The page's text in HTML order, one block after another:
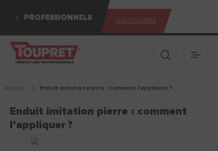
PROFESSIONNELS PARTICULIERS
Afficher le
Accueil enduit imitation pierre : comment l’appliquer ?
Enduit imitation pierre : comment
l’appliquer ?